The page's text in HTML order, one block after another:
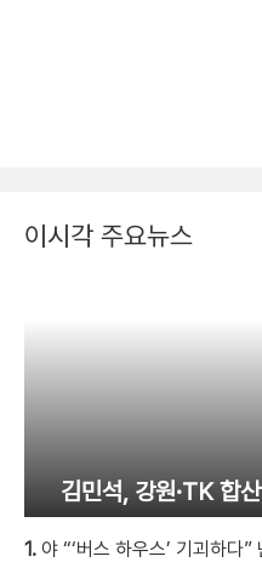
이시각 주요뉴스
김민석, 강원·TK 합
1. 야 “‘버스 하우스’ 기괴하다